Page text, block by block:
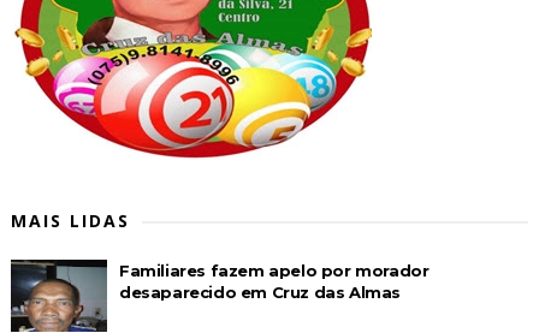
MAIS LIDAS
Familiares fazem apelo por morador
desaparecido em Cruz das Almas